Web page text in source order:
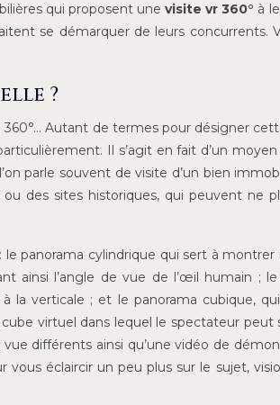
qui proposent unevisite vr 360° à
se démarquer de leurs concurrents.
?
360°… Autant de termes pour désigner
Il s’agit en fait d’un
parle souvent de visite d’un bien
des sites historiques, qui peuvent ne
panorama cylindrique qui sert à
ainsi l’angle de vue de l’œil humain ;
la verticale ; et le panorama cubique,
virtuel dans lequel le spectateur peut
différents ainsi qu’une vidéo de
éclaircir un peu plus sur le sujet,